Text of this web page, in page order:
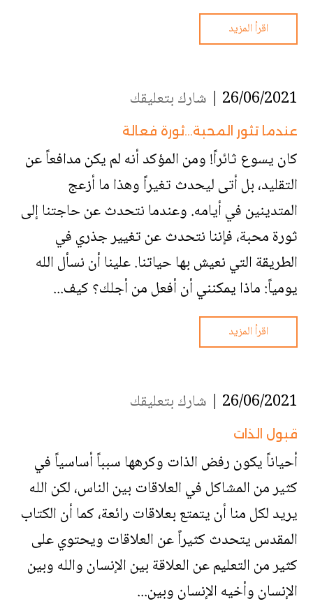
اقرأ المزيد
26/06/2021 | شارك بتعليقك
عندما تثور المحبة…ثورة فعالة
كان يسوع ثائراً! ومن المؤكد أنه لم يكن مدافعاً عن
التقليد، بل أتى ليحدث تغيراً وهذا ما أزعج
المتدينين في أيامه. وعندما نتحدث عن حاجتنا إلى
ثورة محبة، فإننا نتحدث عن تغيير جذري في
الطريقة التي نعيش بها حياتنا. علينا أن نسأل الله
يومياً: ماذا يمكنني أن أفعل من أجلك؟ كيف...
اقرأ المزيد
26/06/2021 | شارك بتعليقك
قبول الذات
أحياناً يكون رفض الذات وكرهها سبباً أساسياً في
كثير من المشاكل في العلاقات بين الناس، لكن الله
يريد لكل منا أن يتمتع بعلاقات رائعة، كما أن الكتاب
المقدس يتحدث كثيراً عن العلاقات ويحتوي على
كثير من التعليم عن العلاقة بين الإنسان والله وبين
الإنسان وأخيه الإنسان وبين...